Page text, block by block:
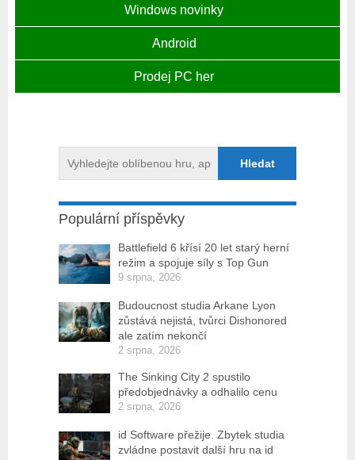
Windows novinky
Android
Prodej PC her
Populární příspěvky
Battlefield 6 křísí 20 let starý herní
režim a spojuje síly s Top Gun
9 srpna, 2026
Budoucnost studia Arkane Lyon
zůstává nejistá, tvůrci Dishonored
ale zatím nekončí
2 srpna, 2026
The Sinking City 2 spustilo
předobjednávky a odhalilo cenu
2 srpna, 2026
id Software přežije. Zbytek studia
zvládne postavit další hru na id